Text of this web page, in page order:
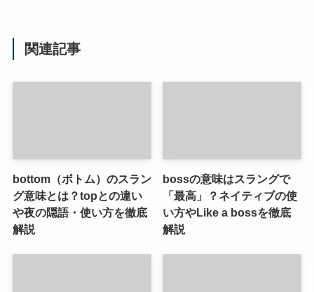
関連記事
bottom（ボトム）のスラン
グ意味とは？topとの違い
や夜の隠語・使い方を徹底
解説
bossの意味はスラングで
「最高」？ネイティブの使
い方やLike a bossを徹底
解説